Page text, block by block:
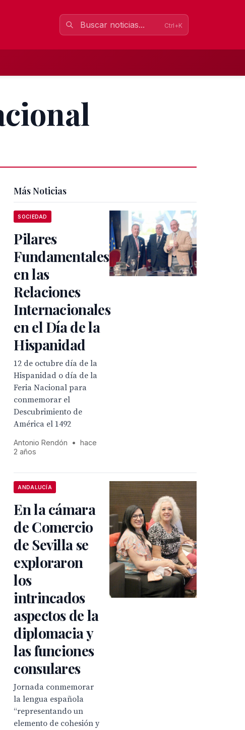
Ctrl+K
Más Noticias
SOCIEDAD
Pilares
Fundamentales
en las
Relaciones
Internacionales
en el Día de la
Hispanidad
12 de octubre día de la
Hispanidad o día de la
Feria Nacional para
conmemorar el
Descubrimiento de
América el 1492
Antonio Rendón •
hace
2 años
ANDALUCÍA
En la cámara
de Comercio
de Sevilla se
exploraron
los
intrincados
aspectos de la
diplomacia y
las funciones
consulares
Jornada conmemorar
la lengua española
“representando un
elemento de cohesión y